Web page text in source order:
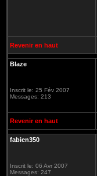
Revenir en haut
Blaze
Inscrit le: 25 Fév 2007
Messages: 213
Revenir en haut
fabien350
Inscrit le: 06 Avr 2007
Messages: 247